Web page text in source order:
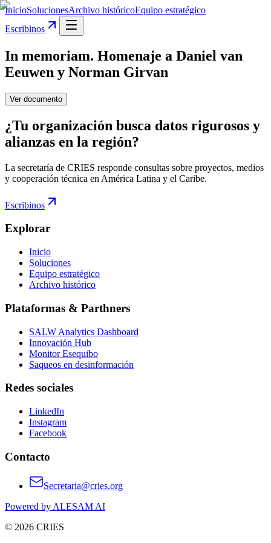
InicioSolucionesArchivo históricoEquipo estratégico
Escribinos
In memoriam. Homenaje a Daniel van
Eeuwen y Norman Girvan
Ver documento
¿Tu organización busca datos rigurosos y
alianzas en la región?
La secretaría de CRIES responde consultas sobre proyectos, medios
y cooperación técnica en América Latina y el Caribe.
Escribinos
Explorar
Inicio
Soluciones
Equipo estratégico
Archivo histórico
Plataformas & Parthners
SALW Analytics Dashboard
Innovación Hub
Monitor Esequibo
Saqueos en desinformación
Redes sociales
LinkedIn
Instagram
Facebook
Contacto
Secretaria@cries.org
Powered by ALESAM AI
© 2026 CRIES